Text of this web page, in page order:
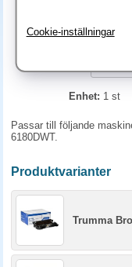
Enhet: 1 st
Passar till följande
6180DWT.
Produktvarianter
Trumma
Cookie-inställningar